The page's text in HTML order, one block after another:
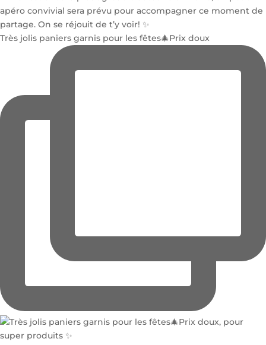
Très jolis paniers garnis pour les fêtes🎄Prix doux